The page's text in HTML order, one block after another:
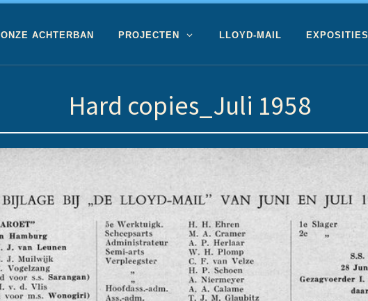
ONZE ACHTERBAN PROJECTEN LLOYD-MAIL EXPOSITIES
Hard copies_Juli 1958